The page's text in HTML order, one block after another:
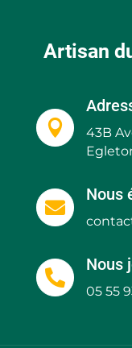
Artisan

43B

Nous

Nous
05 55